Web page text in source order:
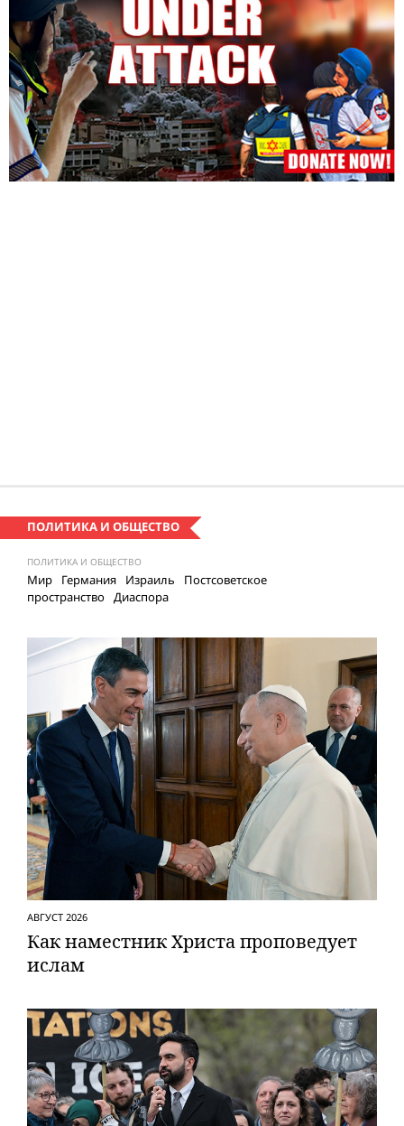
ПОЛИТИКА И ОБЩЕСТВО
ПОЛИТИКА И ОБЩЕСТВО
Мир Германия Израиль
Постсоветское
пространство Диаспора
АВГУСТ 2026
Как наместник Христа проповедует
ислам